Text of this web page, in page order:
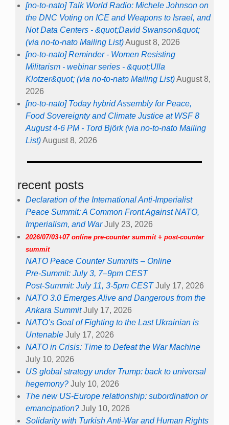
[no-to-nato] Talk World Radio: Michele Johnson on
the DNC Voting on ICE and Weapons to Israel, and
Not Data Centers - &quot;David Swanson&quot;
(via no-to-nato Mailing List)August 8, 2026
[no-to-nato] Reminder - Women Resisting
Militarism - webinar series - &quot;Ulla
Klotzer&quot; (via no-to-nato Mailing List)August 8,
2026
[no-to-nato] Today hybrid Assembly for Peace,
Food Sovereignty and Climate Justice at WSF 8
August 4-6 PM - Tord Björk (via no-to-nato Mailing
List)August 8, 2026
recent posts
Declaration of the International Anti-Imperialist
Peace Summit: A Common Front Against NATO,
Imperialism, and War July 23, 2026
2026/07/03+07 online pre-counter summit + post-counter
summit
NATO Peace Counter Summits – Online
Pre-Summit: July 3, 7–9pm CEST
Post-Summit: July 11, 3-5pm CEST July 17, 2026
NATO 3.0 Emerges Alive and Dangerous from the
Ankara Summit July 17, 2026
NATO’s Goal of Fighting to the Last Ukrainian is
Untenable July 17, 2026
NATO in Crisis: Time to Defeat the War Machine
July 10, 2026
US global strategy under Trump: back to universal
hegemony? July 10, 2026
The new US-Europe relationship: subordination or
emancipation? July 10, 2026
Solidarity with Turkish Anti-War and Human Rights